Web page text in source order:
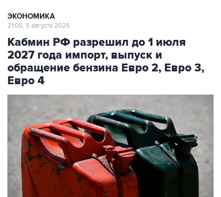
ЭКОНОМИКА
21:05, 5 августа 2026
Кабмин РФ разрешил до 1 июля
2027 года импорт, выпуск и
обращение бензина Евро 2, Евро 3,
Евро 4